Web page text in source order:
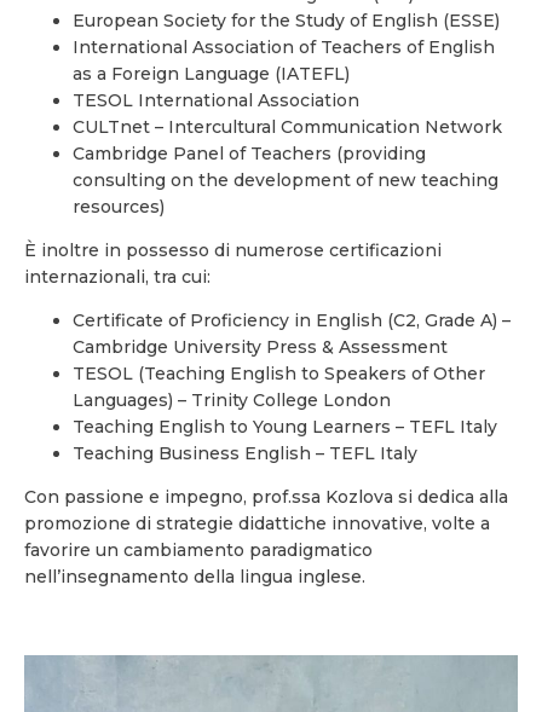
European Society for the Study of English (ESSE)
International Association of Teachers of English
as a Foreign Language (IATEFL)
TESOL International Association
CULTnet – Intercultural Communication Network
Cambridge Panel of Teachers (providing
consulting on the development of new teaching
resources)
È inoltre in possesso di numerose certificazioni
internazionali, tra cui:
Certificate of Proficiency in English (C2, Grade A) –
Cambridge University Press & Assessment
TESOL (Teaching English to Speakers of Other
Languages) – Trinity College London
Teaching English to Young Learners – TEFL Italy
Teaching Business English – TEFL Italy
Con passione e impegno, prof.ssa Kozlova si dedica alla
promozione di strategie didattiche innovative, volte a
favorire un cambiamento paradigmatico
nell’insegnamento della lingua inglese.